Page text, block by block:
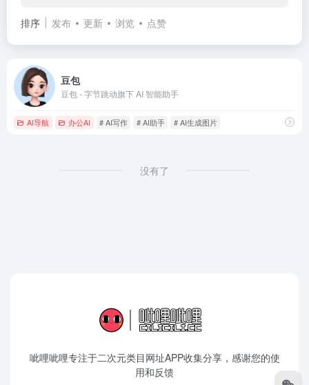
排序 发布 更新 浏览 点赞
豆包
豆包 - 字节跳动旗下 AI 智能助手
AI导航 办公AI # AI写作 # AI助手 # AI生成图片
没有了
呲哩呲哩专注于二次元类目网址APP收集分享，感谢您的使
用和反馈